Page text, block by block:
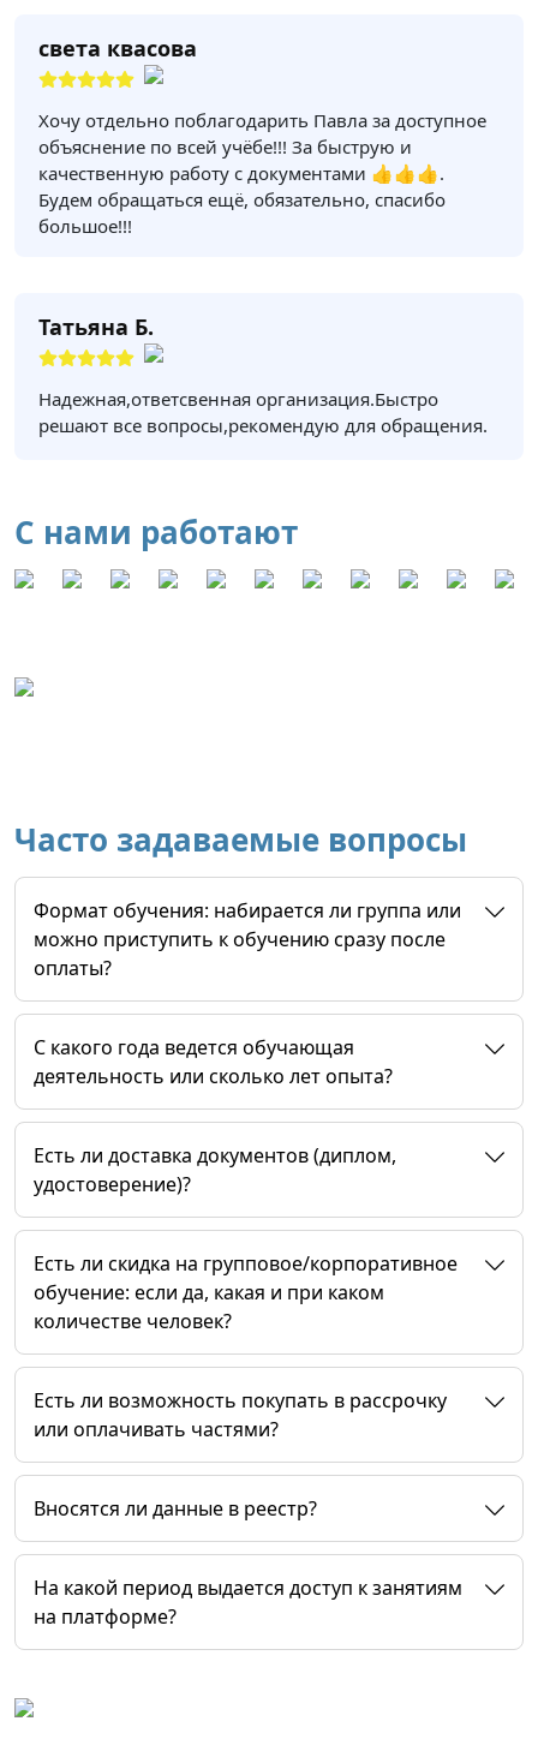
света квасова
Хочу отдельно поблагодарить Павла за доступное
объяснение по всей учёбе!!! За быструю и
качественную работу с документами 👍👍👍.
Будем обращаться ещё, обязательно, спасибо
большое!!!
Татьяна Б.
Надежная,ответсвенная организация.Быстро
решают все вопросы,рекомендую для обращения.
С нами работают
Часто задаваемые вопросы
Формат обучения: набирается ли группа или
можно приступить к обучению сразу после
оплаты?
C какого года ведется обучающая
деятельность или сколько лет опыта?
Есть ли доставка документов (диплом,
удостоверение)?
Есть ли скидка на групповое/корпоративное
обучение: если да, какая и при каком
количестве человек?
Есть ли возможность покупать в рассрочку
или оплачивать частями?
Вносятся ли данные в реестр?
На какой период выдается доступ к занятиям
на платформе?